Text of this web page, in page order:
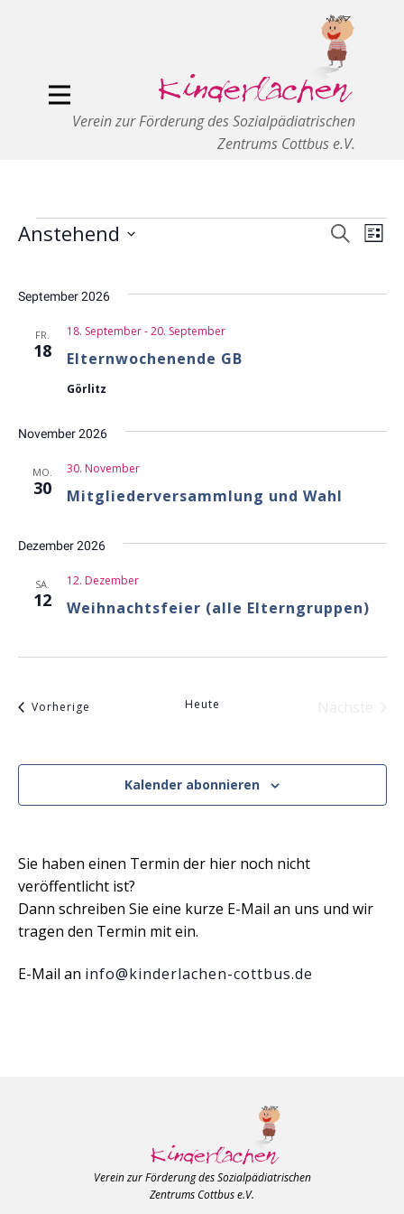
Verein zur Förderung des Sozialpädiatrischen
Zentrums Cottbus e.V.
Veranstaltungen
SucheListe
Anstehend
September 2026
FR.
18 Elternwochenende GB
18. September-20. September
Görlitz
November 2026
MO.
30 Mitgliederversammlung und Wahl
30. November
Dezember 2026
SA.
12 Weihnachtsfeier (alle Elterngruppen)
12. Dezember
Vorherige Heute
Kalender abonnieren
Sie haben einen Termin der hier noch nicht
veröffentlicht ist?
Dann schreiben Sie eine kurze E-Mail an uns und wir
tragen den Termin mit ein.
E-Mail an info@kinderlachen-cottbus.de
Verein zur Förderung des Sozialpädiatrischen
Zentrums Cottbus e.V.